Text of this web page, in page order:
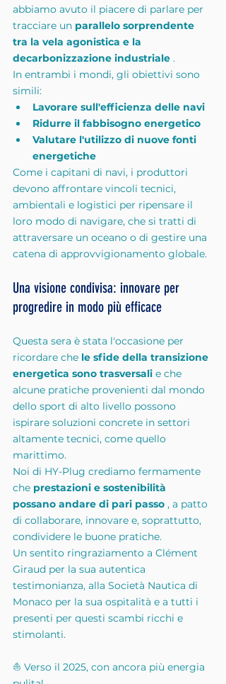
abbiamo avuto il piacere di parlare per
tracciare un parallelo sorprendente
tra la vela agonistica e la
decarbonizzazione industriale .
In entrambi i mondi, gli obiettivi sono
simili:
Lavorare sull'efficienza delle navi
Ridurre il fabbisogno energetico
Valutare l'utilizzo di nuove fonti
energetiche
Come i capitani di navi, i produttori
devono affrontare vincoli tecnici,
ambientali e logistici per ripensare il
loro modo di navigare, che si tratti di
attraversare un oceano o di gestire una
catena di approvvigionamento globale.
Una visione condivisa: innovare per
progredire in modo più efficace
Questa sera è stata l'occasione per
ricordare che le sfide della transizione
energetica sono trasversali e che
alcune pratiche provenienti dal mondo
dello sport di alto livello possono
ispirare soluzioni concrete in settori
altamente tecnici, come quello
marittimo.
Noi di HY-Plug crediamo fermamente
che prestazioni e sostenibilità
possano andare di pari passo , a patto
di collaborare, innovare e, soprattutto,
condividere le buone pratiche.
Un sentito ringraziamento a Clément
Giraud per la sua autentica
testimonianza, alla Società Nautica di
Monaco per la sua ospitalità e a tutti i
presenti per questi scambi ricchi e
stimolanti.
⛵ Verso il 2025, con ancora più energia